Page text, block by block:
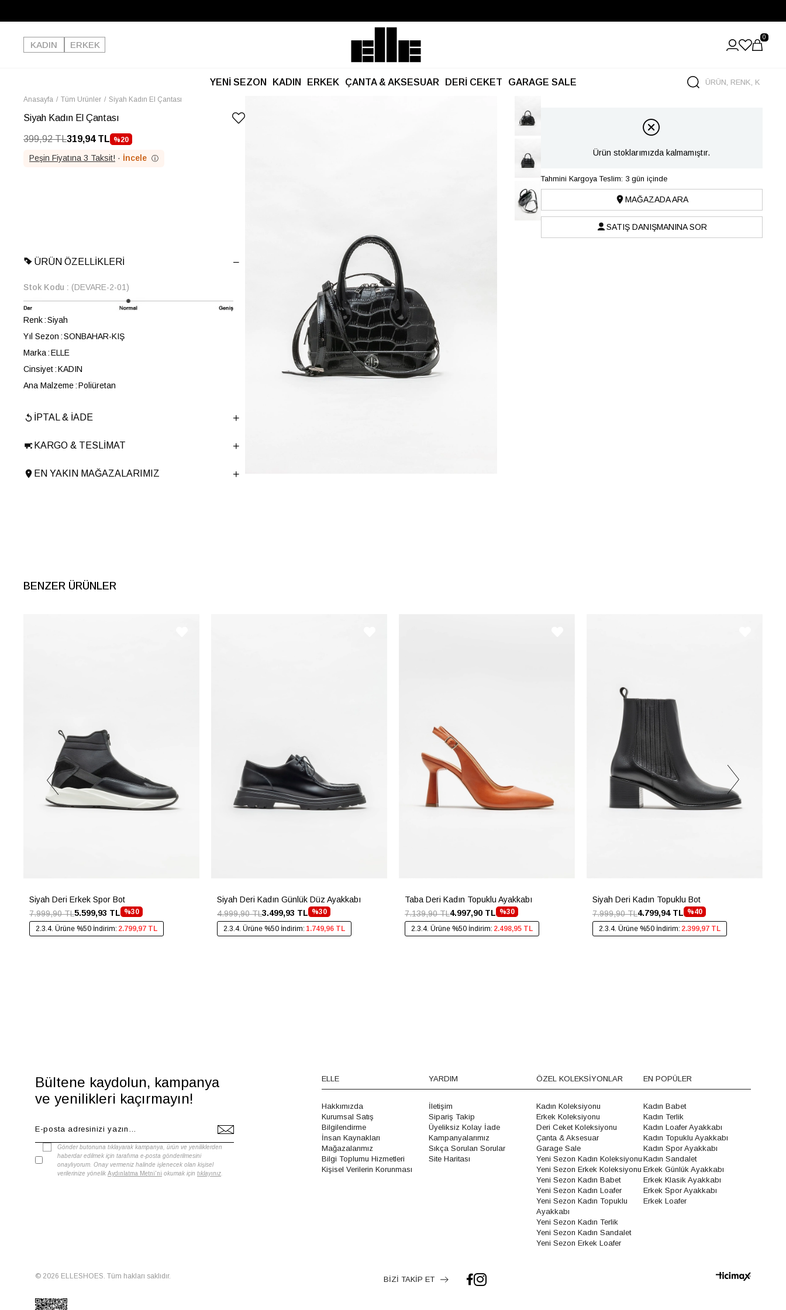
Kargo Ücretsiz!
KADIN
ERKEK
0
YENİ SEZON KADIN ERKEK ÇANTA & AKSESUAR DERİ CEKET GARAGE SALE
Anasayfa Tüm Ürünler Siyah Kadın El Çantası
Siyah Kadın El Çantası
399,92 TL319,94 TL %20
İNDIRIM
Peşin Fiyatına 3 Taksit! · İncele ⓘ
ÜRÜN ÖZELLIKLERI
Stok Kodu (DEVARE-2-01)
Renk Siyah
Yıl Sezon SONBAHAR-KIŞ
Marka ELLE
Cinsiyet KADIN
Ana Malzeme Poliüretan
En
20 cm
Derinlik
9 cm
Ürün Cinsi
El Çantası
İPTAL & İADE
KARGO & TESLIMAT
EN YAKIN MAĞAZALARIMIZ
Ürün stoklarımızda kalmamıştır.
Tahmini Kargoya Teslim: 3 gün içinde
MAĞAZADA ARA
SATIŞ DANIŞMANINA SOR
BENZER ÜRÜNLER
Siyah Deri Erkek Spor Bot
%30
5.599,93 TL
7.999,90 TL
2.3.4. Ürüne %50 İndirim: 2.799,97 TL
Siyah Deri Kadın Günlük Düz Ayakkabı
%30
3.499,93 TL
4.999,90 TL
2.3.4. Ürüne %50 İndirim: 1.749,96 TL
Taba Deri Kadın Topuklu Ayakkabı
%30
4.997,90 TL
7.139,90 TL
2.3.4. Ürüne %50 İndirim: 2.498,95 TL
Siyah Deri Kadın Topuklu Bot
%40
4.799,94 TL
7.999,90 TL
2.3.4. Ürüne %50 İndirim: 2.399,97 TL
Bültene kaydolun, kampanya
ve yenilikleri kaçırmayın!
Gönder butonuna tıklayarak kampanya, ürün ve yeniliklerden
haberdar edilmek için tarafıma e-posta gönderilmesini
onaylıyorum. Onay vermeniz halinde işlenecek olan kişisel
verilerinize yönelik Aydınlatma Metni'ni okumak için tıklayınız
ELLE
Hakkımızda
Kurumsal Satış
Bilgilendirme
İnsan Kaynakları
Mağazalarımız
Bilgi Toplumu Hizmetleri
Kişisel Verilerin Korunması
YARDIM
İletişim
Sipariş Takip
Üyeliksiz Kolay İade
Kampanyalarımız
Sıkça Sorulan Sorular
Site Haritası
ÖZEL KOLEKSİYONLAR
Kadın Koleksiyonu
Erkek Koleksiyonu
Deri Ceket Koleksiyonu
Çanta & Aksesuar
Garage Sale
Yeni Sezon Kadın Koleksiyonu
Yeni Sezon Erkek Koleksiyonu
Yeni Sezon Kadın Babet
Yeni Sezon Kadın Loafer
Yeni Sezon Kadın Topuklu
Ayakkabı
Yeni Sezon Kadın Terlik
Yeni Sezon Kadın Sandalet
Yeni Sezon Erkek Loafer
EN POPÜLER
Kadın Babet
Kadın Terlik
Kadın Loafer Ayakkabı
Kadın Topuklu Ayakkabı
Kadın Spor Ayakkabı
Kadın Sandalet
Erkek Günlük Ayakkabı
Erkek Klasik Ayakkabı
Erkek Spor Ayakkabı
Erkek Loafer
© 2026 ELLESHOES. Tüm hakları saklıdır. BİZİ TAKİP ET